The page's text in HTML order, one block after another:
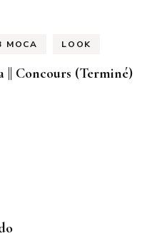
MOCA LOOK
|| Concours (Terminé)